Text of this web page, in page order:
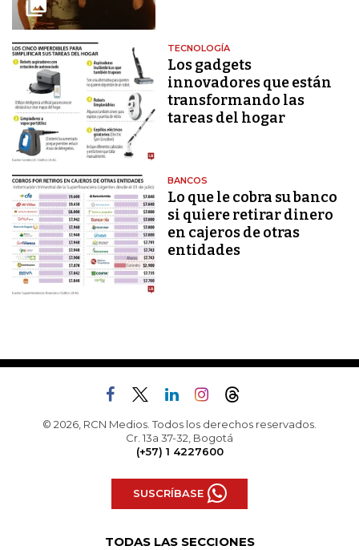
TECNOLOGÍA
Los gadgets
innovadores que están
transformando las
tareas del hogar
BANCOS
Lo que le cobra su banco
si quiere retirar dinero
en cajeros de otras
entidades
© 2026, RCN Medios. Todos los derechos reservados.
Cr. 13a 37-32, Bogotá
(+57) 1 4227600
SUSCRÍBASE
TODAS LAS SECCIONES